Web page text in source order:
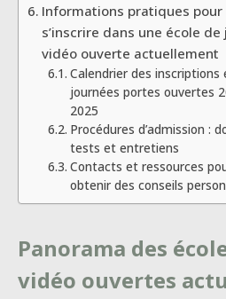
Informations pratiques pour
s’inscrire dans une école de
vidéo ouverte actuellement
Calendrier des inscriptions
journées portes ouvertes
2025
Procédures d’admission :
tests et entretiens
Contacts et ressources
obtenir des conseils
Panorama des
vidéo ouvertes